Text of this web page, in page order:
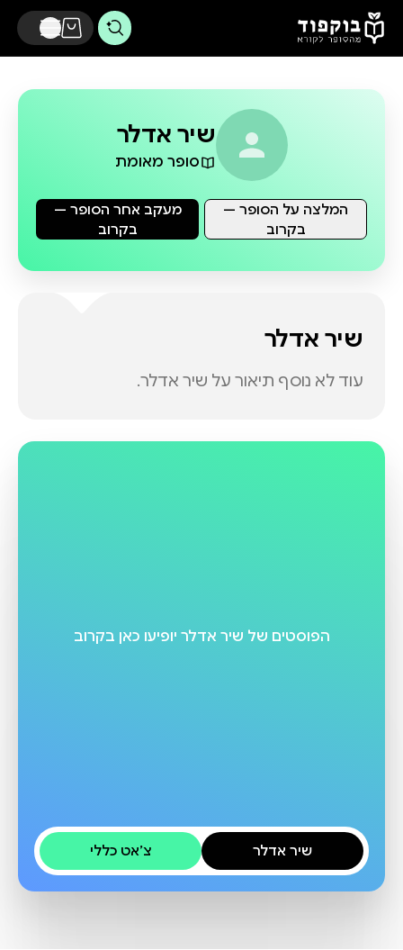
דלג לתוכן הראשי
שיר אדלר
סופר מאומת
מעקב אחר הסופר —
בקרוב
המלצה על הסופר —
בקרוב
שיר אדלר
עוד לא נוסף תיאור על שיר אדלר.
הפוסטים של שיר אדלר יופיעו כאן בקרוב
שיר אדלר צ׳אט כללי